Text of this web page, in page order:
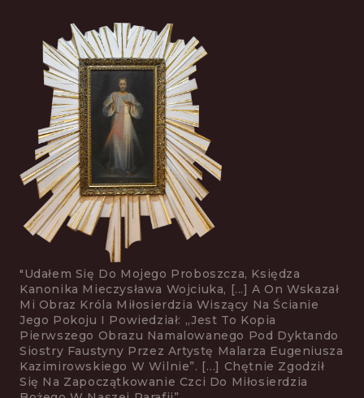
"Udałem Się Do Mojego Proboszcza, Księdza
Kanonika Mieczysława Wojciuka, [...] A On Wskazał
Mi Obraz Króla Mi­łosierdzia Wiszący Na Ścianie
Jego Pokoju I Powiedział: „jest To Kopia
Pierwszego Obrazu Namalowanego Pod Dyktando
Siostry Faustyny Przez Artystę Malarza Eugeniusza
Kazimirowskiego W Wilnie”. […] Chętnie Zgodził
Się Na Zapoczątkowanie Czci Do Miłosier­dzia